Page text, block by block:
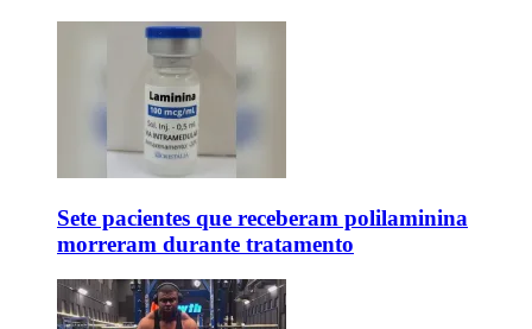
Sete pacientes que receberam polilaminina
morreram durante tratamento